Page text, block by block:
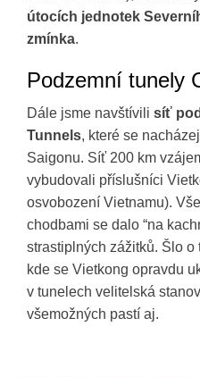
útocích jednotek
zmínka.
Podzemní tunely
Dále jsme navštívili síť
Tunnels, které se
Saigonu. Síť 200 km
vybudovali příslušníci
osvobození Vietnamu).
chodbami se dalo “na
strastiplných zážitků. Šlo o
kde se Vietkong opravdu
v tunelech velitelská
všemožných pastí aj.